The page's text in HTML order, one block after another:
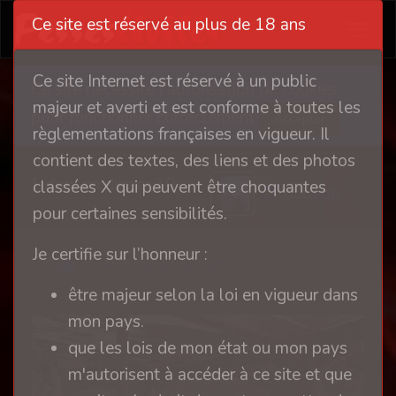
Ce site nécessite l'autorisation de cookies
pour fonctionner correctement
Accepter
Urbex en diaper 10 titibebe
1 Retour à l'album
Ce site est réservé au plus de 18 ans
Ce site Internet est réservé à un public
majeur et averti et est conforme à toutes les
règlementations françaises en vigueur. Il
contient des textes, des liens et des photos
classées X qui peuvent être choquantes
pour certaines sensibilités.
Je certifie sur l’honneur :
être majeur selon la loi en vigueur dans
mon pays.
que les lois de mon état ou mon pays
m'autorisent à accéder à ce site et que